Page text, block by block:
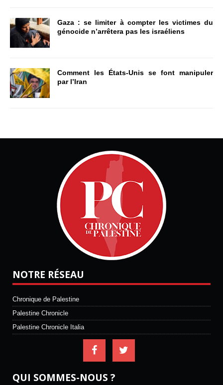
Gaza : se limiter à compter les victimes du
génocide n’arrêtera pas les israéliens
Comment les États-Unis se font manipuler
par l’Iran
NOTRE RÉSEAU
Chronique de Palestine
Palestine Chronicle
Palestine Chronicle Italia
QUI SOMMES-NOUS ?